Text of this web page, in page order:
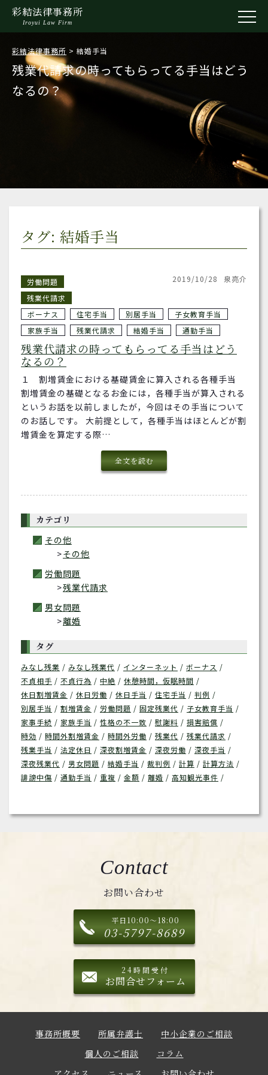
彩結法律事務所
Iroyui Law Firm
彩結法律事務所 > 結婚手当
残業代請求の時ってもらってる手当はどう
なるの？
タグ: 結婚手当
労働問題
残業代請求
2019/10/28 泉亮介
ボーナス 住宅手当 別居手当
子女教育手当
家族手当
残業代請求 結婚手当 通勤手当
残業代請求の時ってもらってる手当はどう
なるの？
１ 割増賃金における基礎賃金に算入される各種手当
割増賃金の基礎となるお金には，各種手当が算入される
というお話を以前しましたが，今回はその手当について
のお話しです。 大前提として，各種手当はほとんどが割
増賃金を算定する際…
全文を読む
カテゴリ
その他
その他
労働問題
残業代請求
男女問題
離婚
タグ
みなし残業 みなし残業代 インターネット
ボーナス
不貞相手
不貞行為 中絶
休憩時間，仮眠時間
休日割増賃金
休日労働 休日手当 住宅手当
判例
別居手当
割増賃金 労働問題 固定残業代
子女教育手当
家事手続
家族手当 性格の不一致 慰謝料
損害賠償
時効
時間外割増賃金 時間外労働 残業代
残業代請求
残業手当
法定休日 深夜割増賃金 深夜労働
深夜手当
深夜残業代
男女問題 結婚手当 裁判例 計算
計算方法
誹謗中傷
通勤手当 重複 金額 離婚 高知観光事件
Contact
お問い合わせ
平日10:00～18:00
03-5797-8689
24時間受付
お問合せフォーム
事務所概要 所属弁護士
中小企業のご相談
個人のご相談
コラム